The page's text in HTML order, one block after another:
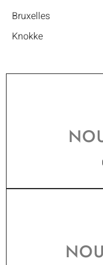
Bruxelles
Knokke